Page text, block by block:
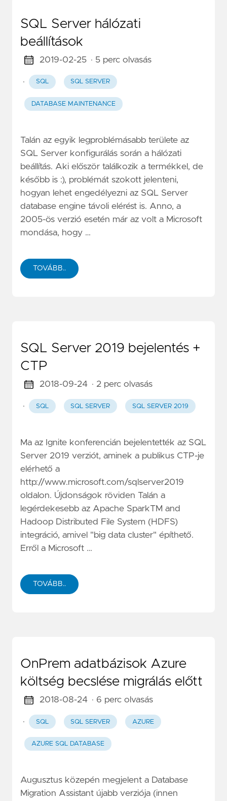
SQL Server hálózati
beállítások
2019-02-25 · 5 perc olvasás
· SQL SQL SERVER
DATABASE MAINTENANCE
Talán az egyik legproblémásabb területe az
SQL Server konfigurálás során a hálózati
beállítás. Aki először találkozik a termékkel, de
később is :), problémát szokott jelenteni,
hogyan lehet engedélyezni az SQL Server
database engine távoli elérést is. Anno, a
2005-ös verzió esetén már az volt a Microsoft
mondása, hogy …
TOVÁBB..
SQL Server 2019 bejelentés +
CTP
2018-09-24 · 2 perc olvasás
· SQL SQL SERVER SQL SERVER 2019
Ma az Ignite konferencián bejelentették az SQL
Server 2019 verziót, aminek a publikus CTP-je
elérhető a
http://www.microsoft.com/sqlserver2019
oldalon. Újdonságok röviden Talán a
legérdekesebb az Apache SparkTM and
Hadoop Distributed File System (HDFS)
integráció, amivel "big data cluster" építhető.
Erről a Microsoft …
TOVÁBB..
OnPrem adatbázisok Azure
költség becslése migrálás előtt
2018-08-24 · 6 perc olvasás
· SQL SQL SERVER AZURE
AZURE SQL DATABASE
Augusztus közepén megjelent a Database
Migration Assistant újabb verziója (innen